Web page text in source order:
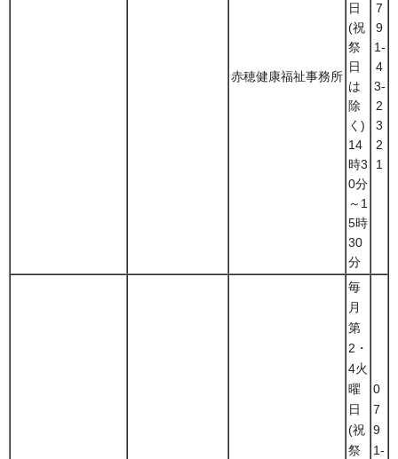
赤穂健康福祉事務所
日
(祝
祭
日
は
除
く)
14
時3
0分
～1
5時
30
分
7
9
1-
4
3-
2
3
2
1
毎
月
第
2・
4火
曜
日
(祝
祭
0
7
9
1-